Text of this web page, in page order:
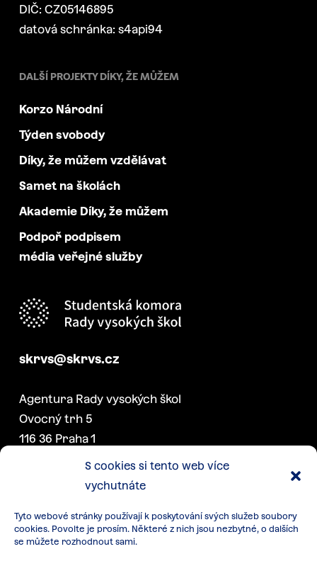
S cookies si tento web více
vychutnáte
Tyto webové stránky používají k poskytování svých služeb soubory
cookies. Povolte je prosím. Některé z nich jsou nezbytné, o dalších
se můžete rozhodnout sami.
DIČ: CZ05146895
datová schránka: s4api94
DALŠÍ PROJEKTY DÍKY, ŽE MŮŽEM
Korzo Národní
Týden svobody
Díky, že můžem vzdělávat
Samet na školách
Akademie Díky, že můžem
Podpoř podpisem
média veřejné služby
skrvs@skrvs.cz
Agentura Rady vysokých škol
Ovocný trh 5
116 36 Praha 1
DALŠÍ PROJEKTY SK RVŠ
Konference akademických
senátorek a senátorů